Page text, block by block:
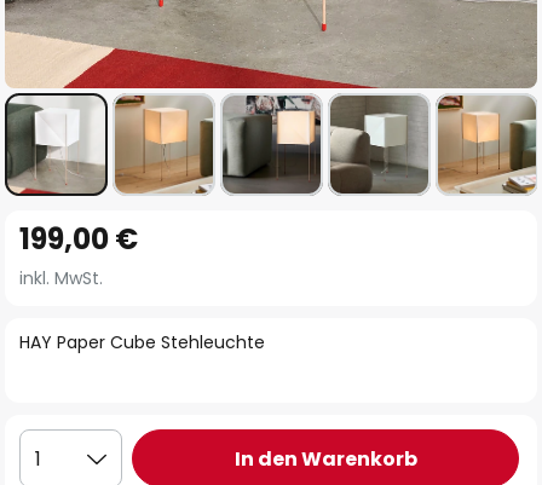
Anfang
der
springen
HAY Paper Cube Stehleuchte
199,00 €
inkl. MwSt.
1 In den Warenkorb